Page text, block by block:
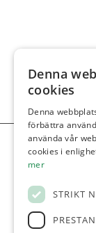
Denna
cookies
Denna
förbättra
använda vår
cookies i
mer
STRIKT